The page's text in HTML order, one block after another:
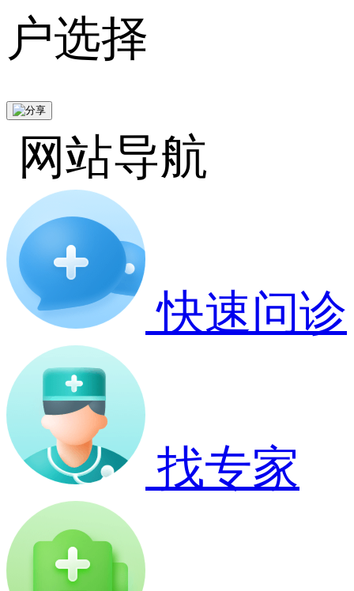
户选择
网站导航
快速问诊
找专家